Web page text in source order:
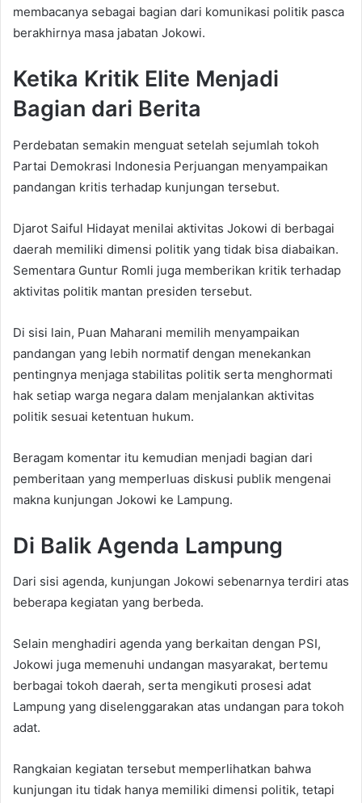
membacanya sebagai bagian dari komunikasi politik pasca
berakhirnya masa jabatan Jokowi.
Ketika Kritik Elite Menjadi
Bagian dari Berita
Perdebatan semakin menguat setelah sejumlah tokoh
Partai Demokrasi Indonesia Perjuangan menyampaikan
pandangan kritis terhadap kunjungan tersebut.
Djarot Saiful Hidayat menilai aktivitas Jokowi di berbagai
daerah memiliki dimensi politik yang tidak bisa diabaikan.
Sementara Guntur Romli juga memberikan kritik terhadap
aktivitas politik mantan presiden tersebut.
Di sisi lain, Puan Maharani memilih menyampaikan
pandangan yang lebih normatif dengan menekankan
pentingnya menjaga stabilitas politik serta menghormati
hak setiap warga negara dalam menjalankan aktivitas
politik sesuai ketentuan hukum.
Beragam komentar itu kemudian menjadi bagian dari
pemberitaan yang memperluas diskusi publik mengenai
makna kunjungan Jokowi ke Lampung.
Di Balik Agenda Lampung
Dari sisi agenda, kunjungan Jokowi sebenarnya terdiri atas
beberapa kegiatan yang berbeda.
Selain menghadiri agenda yang berkaitan dengan PSI,
Jokowi juga memenuhi undangan masyarakat, bertemu
berbagai tokoh daerah, serta mengikuti prosesi adat
Lampung yang diselenggarakan atas undangan para tokoh
adat.
Rangkaian kegiatan tersebut memperlihatkan bahwa
kunjungan itu tidak hanya memiliki dimensi politik, tetapi